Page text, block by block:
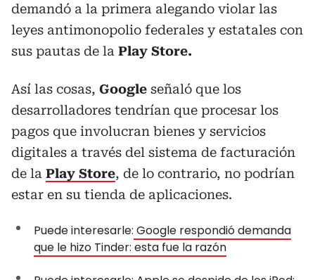
demandó a la primera alegando violar las
leyes antimonopolio federales y estatales con
sus pautas de la Play Store.
Así las cosas, Google señaló que los
desarrolladores tendrían que procesar los
pagos que involucran bienes y servicios
digitales a través del sistema de facturación
de la Play Store, de lo contrario, no podrían
estar en su tienda de aplicaciones.
Puede interesarle: Google respondió demanda
que le hizo Tinder: esta fue la razón